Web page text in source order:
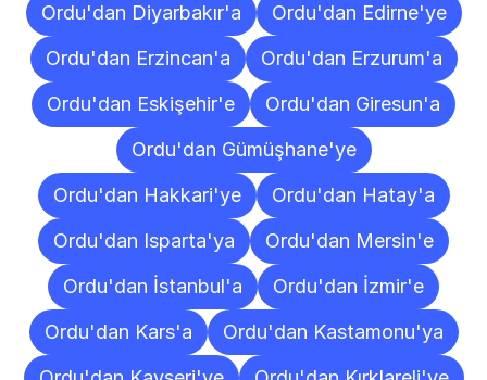
Ordu'dan Diyarbakır'a
Ordu'dan Edirne'ye
Ordu'dan Erzincan'a
Ordu'dan Erzurum'a
Ordu'dan Eskişehir'e
Ordu'dan Giresun'a
Ordu'dan Gümüşhane'ye
Ordu'dan Hakkari'ye
Ordu'dan Hatay'a
Ordu'dan Isparta'ya
Ordu'dan Mersin'e
Ordu'dan İstanbul'a
Ordu'dan İzmir'e
Ordu'dan Kars'a
Ordu'dan Kastamonu'ya